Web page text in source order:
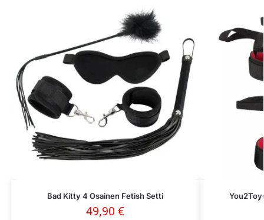
Bad Kitty 4 Osainen Fetish Setti
49,90€